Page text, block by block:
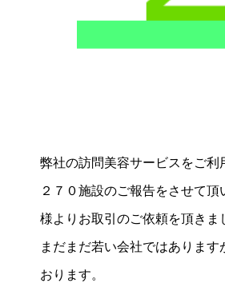
弊社の訪問美容サービスをご利
２７０施設のご報告をさせて
様よりお取引のご依頼を頂きま
まだまだ若い会社ではあります
おります。